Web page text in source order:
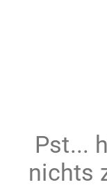
Pst...
nichts